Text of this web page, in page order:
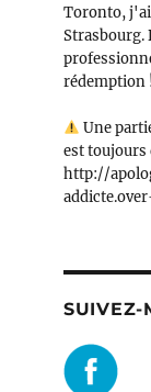
Toronto, j'ai
Strasbourg.
rédemption !
Une
est toujours
http://
SUIVEZ-